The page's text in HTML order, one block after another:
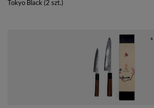
Tokyo Black (2 szt.)